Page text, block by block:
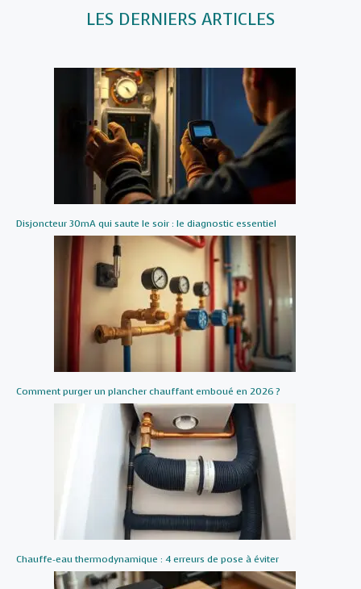
LES DERNIERS ARTICLES
Disjoncteur 30mA qui saute le soir : le diagnostic essentiel
Comment purger un plancher chauffant emboué en 2026 ?
Chauffe-eau thermodynamique : 4 erreurs de pose à éviter